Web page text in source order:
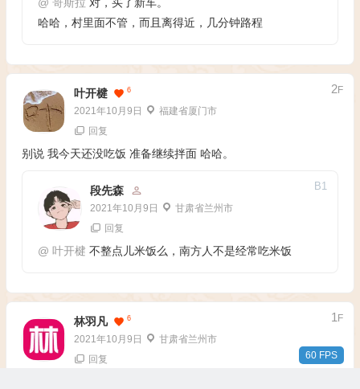
哈哈，村里面不管，而且离得近，几分钟路程
叶开楗 6
2021年10月9日 福建省厦门市
2F
回复
别说 我今天还没吃饭 准备继续拌面 哈哈。
段先森
2021年10月9日 甘肃省兰州市
B1
回复
@ 叶开楗 不整点儿米饭么，南方人不是经常吃米饭
林羽凡 6
2021年10月9日 甘肃省兰州市
1 F
回复 53 FPS